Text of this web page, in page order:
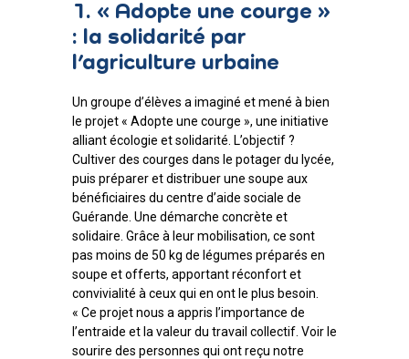
1. « Adopte une courge »
: la solidarité par
l’agriculture urbaine
Un groupe d’élèves a imaginé et mené à bien
le projet « Adopte une courge », une initiative
alliant écologie et solidarité. L’objectif ?
Cultiver des courges dans le potager du lycée,
puis préparer et distribuer une soupe aux
bénéficiaires du centre d’aide sociale de
Guérande. Une démarche concrète et
solidaire. Grâce à leur mobilisation, ce sont
pas moins de 50 kg de légumes préparés en
soupe et offerts, apportant réconfort et
convivialité à ceux qui en ont le plus besoin.
« Ce projet nous a appris l’importance de
l’entraide et la valeur du travail collectif. Voir le
sourire des personnes qui ont reçu notre